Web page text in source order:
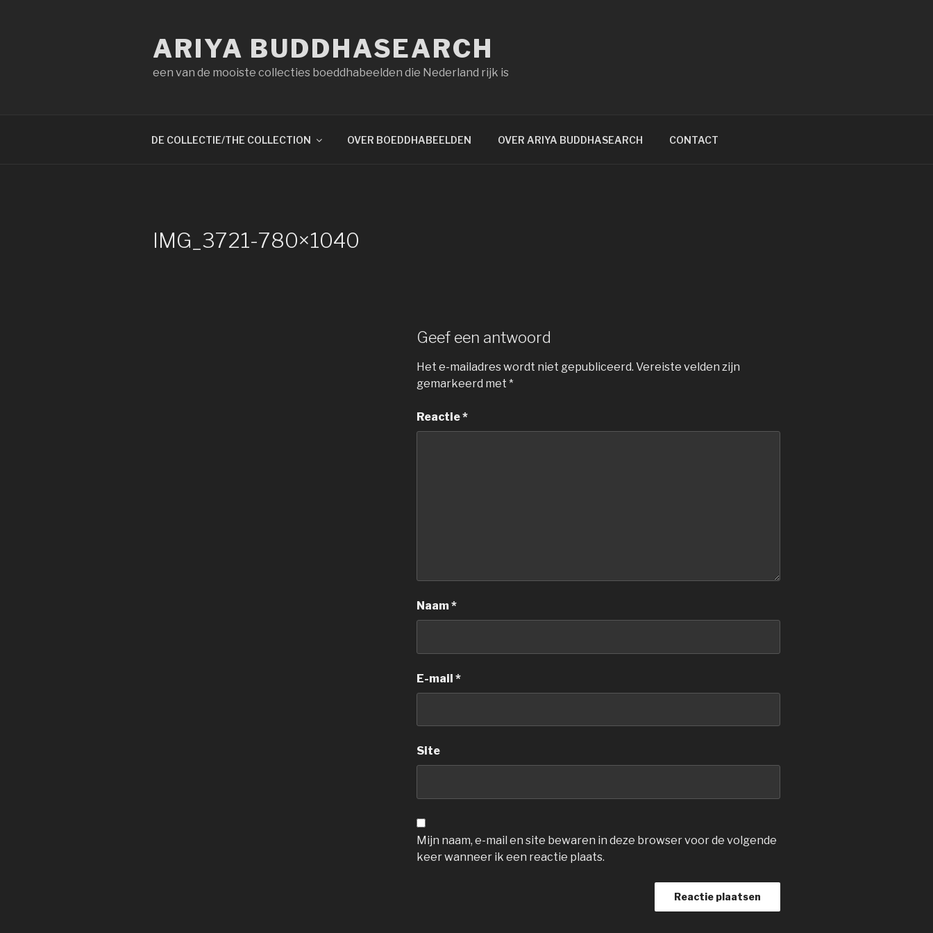
ARIYA BUDDHASEARCH
een van de mooiste collecties boeddhabeelden die Nederland rijk is
DE COLLECTIE/THE COLLECTION OVER BOEDDHABEELDEN OVER ARIYA BUDDHASEARCH CONTACT
IMG_3721-780×1040
Geef een antwoord
Het e-mailadres wordt niet gepubliceerd. Vereiste velden zijn
gemarkeerd met *
Reactie*
Naam*
E-mail *
Site
Mijn naam, e-mail en site bewaren in deze browser voor de volgende
keer wanneer ik een reactie plaats.